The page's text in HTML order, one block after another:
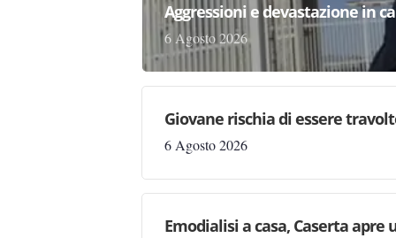
Aggressioni e devastazione in
6 Agosto 2026
Giovane rischia di essere
6 Agosto 2026
Emodialisi a casa, Caserta apre